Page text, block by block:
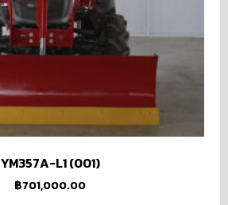
YM357A-L1 (001)
฿701,000.00